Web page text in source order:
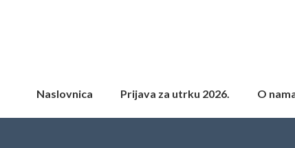
Naslovnica Prijava za utrku 2026. O